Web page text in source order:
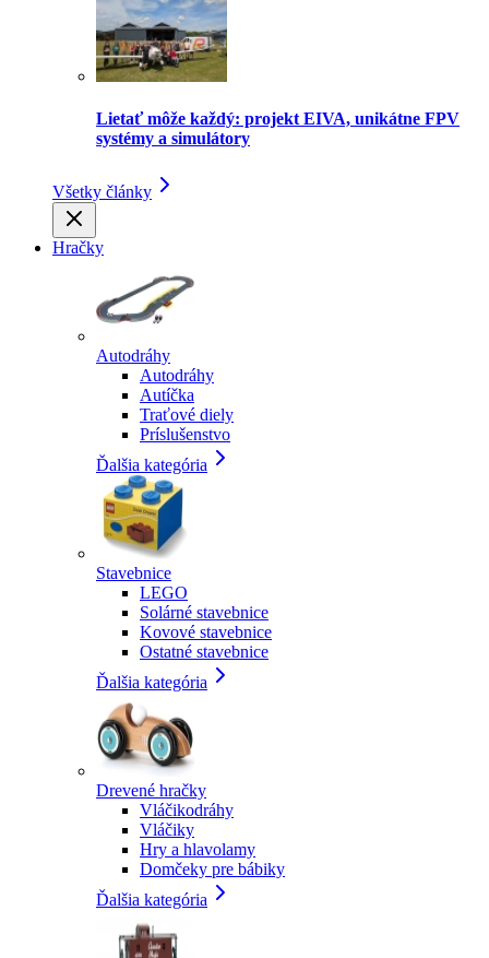
Lietať môže každý: projekt EIVA, unikátne FPV
systémy a simulátory
Všetky články
Hračky
Autodráhy
Autodráhy
Autíčka
Traťové diely
Príslušenstvo
Ďalšia kategória
Stavebnice
LEGO
Solárné stavebnice
Kovové stavebnice
Ostatné stavebnice
Ďalšia kategória
Drevené hračky
Vláčikodráhy
Vláčiky
Hry a hlavolamy
Domčeky pre bábiky
Ďalšia kategória